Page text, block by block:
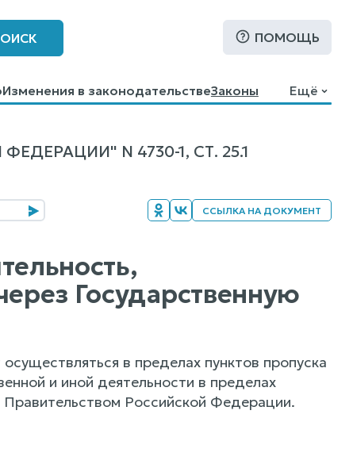
ПОМОЩЬ
Изменения в законодательствеЗаконы
Ещё
N 4730-1, СТ. 25.1
ССЫЛКА НА ДОКУМЕНТ
Государственную
в пределах пунктов пропуска
и иной деятельности в пределах
Правительством Российской Федерации.